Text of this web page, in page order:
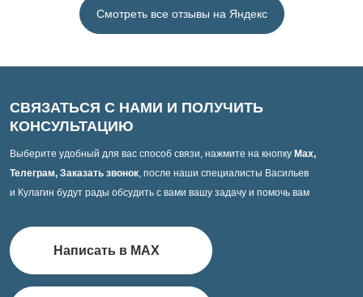
Смотреть все отзывы на Яндекс
СВЯЗАТЬСЯ С НАМИ И ПОЛУЧИТЬ
КОНСУЛЬТАЦИЮ
Выберите удобный для вас способ связи, нажмите на кнопку Max,
Телеграм, Заказать звонок, после наши специалисты Васильев
и Кулагин будут рады обсудить с вами вашу задачу и помочь вам
Написать в MAX